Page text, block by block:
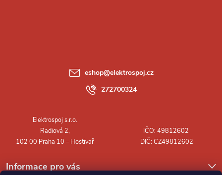
Informace pro vás
eshop@elektrospoj.cz
272700324